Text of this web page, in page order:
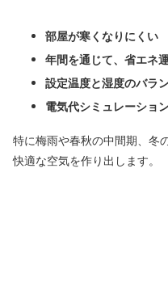
部屋が寒くなりにくい
年間を通じて、省エネ
設定温度と湿度のバラ
電気代シミュレーショ
特に梅雨や春秋の中間期、冬
快適な空気を作り出します。